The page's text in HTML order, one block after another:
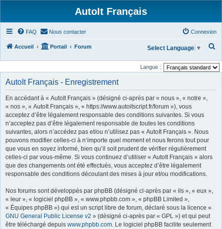
AutoIt Français
FAQ Nous contacter Connexion
Accueil Portail Forum
c
Select Language ▼
Langue :
AutoIt Français - Enregistrement
En accédant à « AutoIt Français » (désigné ci-après par « nous », « notre »,
« nos », « AutoIt Français », « https://www.autoitscript.fr/forum »), vous
acceptez d’être légalement responsable des conditions suivantes. Si vous
n’acceptez pas d’être légalement responsable de toutes les conditions
suivantes, alors n’accédez pas et/ou n’utilisez pas « AutoIt Français ». Nous
pouvons modifier celles-ci à n’importe quel moment et nous ferons tout pour
que vous en soyez informé, bien qu’il soit prudent de vérifier régulièrement
celles-ci par vous-même. Si vous continuez d’utiliser « AutoIt Français » alors
que des changements ont été effectués, vous acceptez d’être légalement
responsable des conditions découlant des mises à jour et/ou modifications.
Nos forums sont développés par phpBB (désigné ci-après par « ils », « eux »,
« leur », « logiciel phpBB », « www.phpbb.com », « phpBB Limited »,
« Équipes phpBB ») qui est un script libre de forum, déclaré sous la licence «
GNU General Public License v2 » (désigné ci-après par « GPL ») et qui peut
être téléchargé depuis www.phpbb.com. Le logiciel phpBB facilite seulement